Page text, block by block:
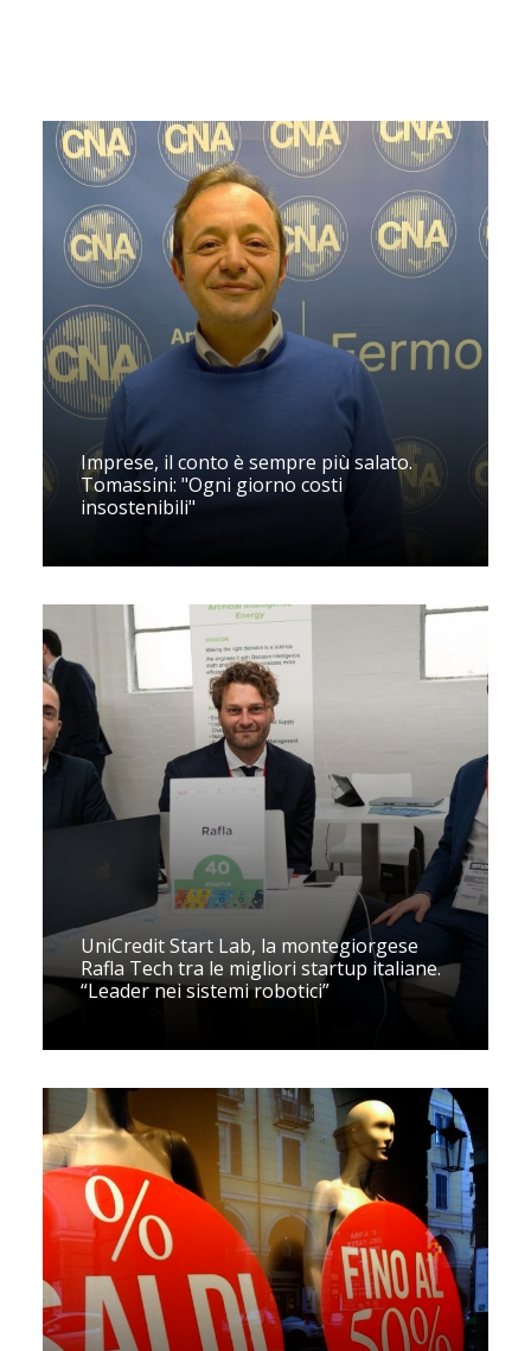
Imprese, il conto è sempre più salato.
Tomassini: "Ogni giorno costi
insostenibili"
UniCredit Start Lab, la montegiorgese
Rafla Tech tra le migliori startup italiane.
“Leader nei sistemi robotici”